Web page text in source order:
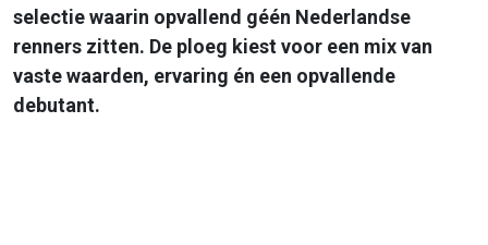
selectie waarin opvallend géén Nederlandse
renners zitten. De ploeg kiest voor een mix van
vaste waarden, ervaring én een opvallende
debutant.